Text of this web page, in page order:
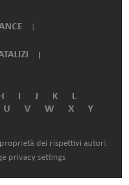
I J K
L
U V W X
Y
dei rispettivi autori.
privacy settings